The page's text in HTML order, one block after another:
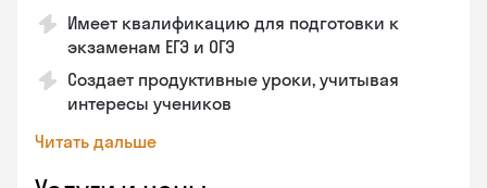
Имеет квалификацию для подготовки к
экзаменам ЕГЭ и ОГЭ
Создает продуктивные уроки, учитывая
интересы учеников
Читать дальше